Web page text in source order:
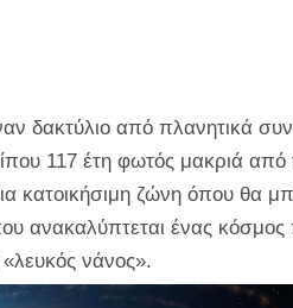
δακτύλιο από πλανητικά
117 έτη φωτός μακριά
κατοικήσιμη ζώνη όπου θα
ανακαλύπτεται ένας κόσμος
νάνος».